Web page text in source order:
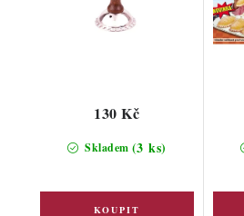
Skladem (3 ks)
130 Kč